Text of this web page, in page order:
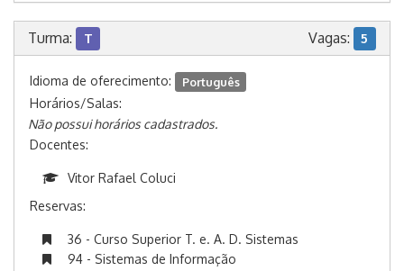
Turma: T Vagas: 5
Idioma de oferecimento: Português
Horários/Salas:
Não possui horários cadastrados.
Docentes:
Vitor Rafael Coluci
Reservas:
36 - Curso Superior T. e. A. D. Sistemas
94 - Sistemas de Informação